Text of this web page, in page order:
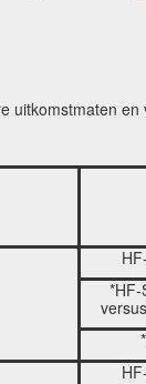
uitkomstmaten en
*HF-